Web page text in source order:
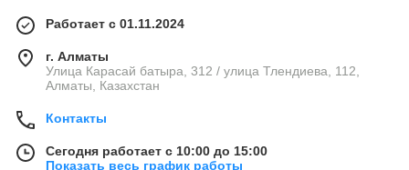
Работает с 01.11.2024
г. Алматы
Улица Карасай батыра, 312 / улица Тлендиева, 112,
Алматы, Казахстан
Контакты
Сегодня работает с 10:00 до 15:00
Показать весь график работы